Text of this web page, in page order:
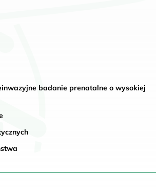
badanie prenatalne o wysokiej